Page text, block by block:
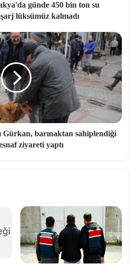
günde 450 bin ton su
lüksümüz kalmadı
Gürkan, barınaktan sahiplendiği
ziyareti yaptı